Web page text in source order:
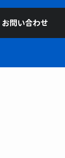
お問い合わせ